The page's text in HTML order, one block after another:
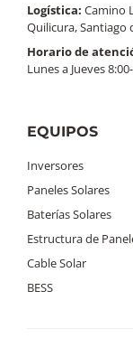
Logística: Camino
Quilicura, Santiago
Horario de
Lunes a Jueves
EQUIPOS
Inversores
Paneles Solares
Baterías Solares
Estructura de
Cable Solar
BESS